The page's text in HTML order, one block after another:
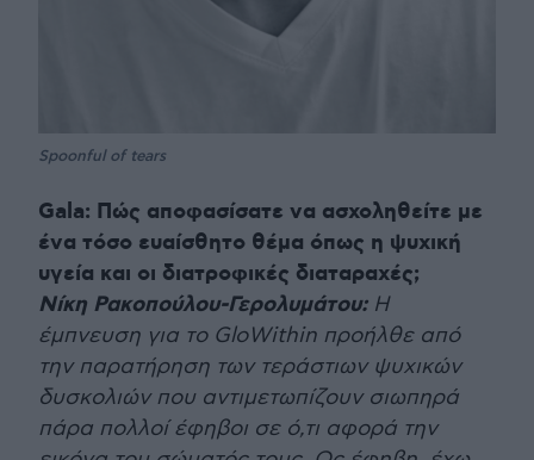
Spoonful of tears
Gala: Πώς αποφασίσατε να ασχοληθείτε με
ένα τόσο ευαίσθητο θέμα όπως η ψυχική
υγεία και οι διατροφικές διαταραχές;
Νίκη Ρακοπούλου-Γερολυμάτου:Η
έμπνευση για το GloWithin προήλθε από
την παρατήρηση των τεράστιων ψυχικών
δυσκολιών που αντιμετωπίζουν σιωπηρά
πάρα πολλοί έφηβοι σε ό,τι αφορά την